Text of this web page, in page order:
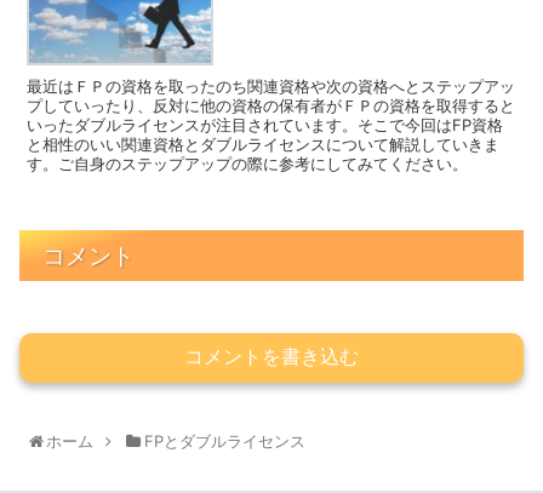
最近はＦＰの資格を取ったのち関連資格や次の資格へとステップアッ
プしていったり、反対に他の資格の保有者がＦＰの資格を取得すると
いったダブルライセンスが注目されています。そこで今回はFP資格
と相性のいい関連資格とダブルライセンスについて解説していきま
す。ご自身のステップアップの際に参考にしてみてください。
コメント
コメントを書き込む
ホーム FPとダブルライセンス